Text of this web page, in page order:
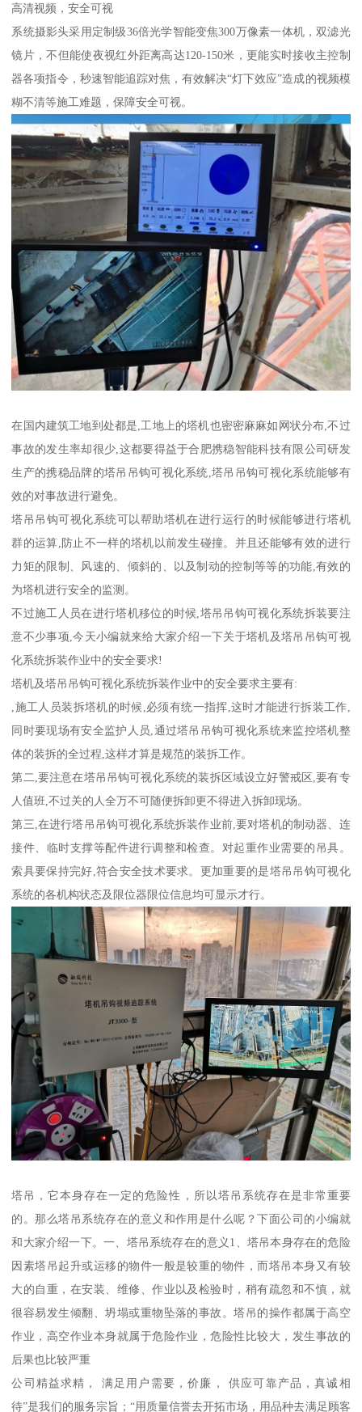
高清视频，安全可视
系统摄影头采用定制级36倍光学智能变焦300万像素一体机，双滤光
镜片，不但能使夜视红外距离高达120-150米，更能实时接收主控制
器各项指令，秒速智能追踪对焦，有效解决“灯下效应”造成的视频模
糊不清等施工难题，保障安全可视。
在国内建筑工地到处都是,工地上的塔机也密密麻麻如网状分布,不过
事故的发生率却很少,这都要得益于合肥携稳智能科技有限公司研发
生产的携稳品牌的塔吊吊钩可视化系统,塔吊吊钩可视化系统能够有
效的对事故进行避免。
塔吊吊钩可视化系统可以帮助塔机在进行运行的时候能够进行塔机
群的运算,防止不一样的塔机以前发生碰撞。并且还能够有效的进行
力矩的限制、风速的、倾斜的、以及制动的控制等等的功能,有效的
为塔机进行安全的监测。
不过施工人员在进行塔机移位的时候,塔吊吊钩可视化系统拆装要注
意不少事项,今天小编就来给大家介绍一下关于塔机及塔吊吊钩可视
化系统拆装作业中的安全要求!
塔机及塔吊吊钩可视化系统拆装作业中的安全要求主要有:
,施工人员装拆塔机的时候,必须有统一指挥,这时才能进行拆装工作,
同时要现场有安全监护人员,通过塔吊吊钩可视化系统来监控塔机整
体的装拆的全过程,这样才算是规范的装拆工作。
第二,要注意在塔吊吊钩可视化系统的装拆区域设立好警戒区,要有专
人值班,不过关的人全万不可随便拆卸更不得进入拆卸现场。
第三,在进行塔吊吊钩可视化系统拆装作业前,要对塔机的制动器、连
接件、临时支撑等配件进行调整和检查。对起重作业需要的吊具。
索具要保持完好,符合安全技术要求。更加重要的是塔吊吊钩可视化
系统的各机构状态及限位器限位信息均可显示才行。
塔吊，它本身存在一定的危险性，所以塔吊系统存在是非常重要
的。那么塔吊系统存在的意义和作用是什么呢？下面公司的小编就
和大家介绍一下。一、塔吊系统存在的意义1、塔吊本身存在的危险
因素塔吊起升或运移的物件一般是较重的物件，而塔吊本身又有较
大的自重，在安装、维修、作业以及检验时，稍有疏忽和不慎，就
很容易发生倾翻、坍塌或重物坠落的事故。塔吊的操作都属于高空
作业，高空作业本身就属于危险作业，危险性比较大，发生事故的
后果也比较严重
公司精益求精， 满足用户需要，价廉， 供应可靠产品，真诚相
待”是我们的服务宗旨；“用质量信誉去开拓市场，用品种去满足顾客